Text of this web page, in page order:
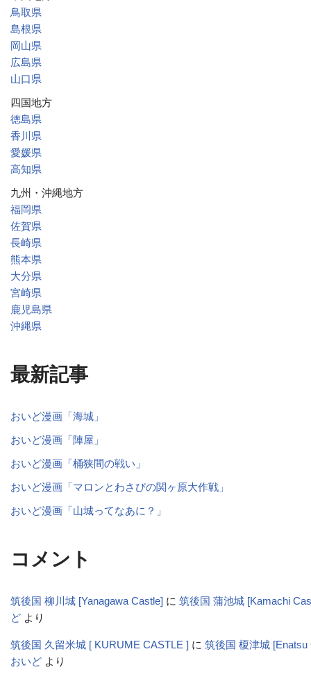
鳥取県
島根県
岡山県
広島県
山口県
四国地方
徳島県
香川県
愛媛県
高知県
九州・沖縄地方
福岡県
佐賀県
長崎県
熊本県
大分県
宮崎県
鹿児島県
沖縄県
最新記事
おいど漫画「海城」
おいど漫画「陣屋」
おいど漫画「桶狭間の戦い」
おいど漫画「マロンとわさびの関ヶ原大作戦」
おいど漫画「山城ってなあに？」
コメント
筑後国 柳川城 [Yanagawa Castle] に 筑後国 蒲池城 [Kamachi
ど より
筑後国 久留米城 [ KURUME CASTLE ] に 筑後国 榎津城 [Enatsu
おいど より